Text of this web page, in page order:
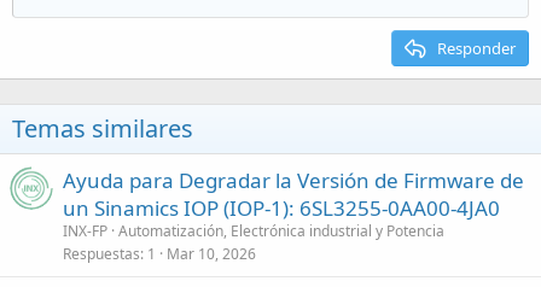
Responder
Temas similares
Ayuda para Degradar la Versión de Firmware de
un Sinamics IOP (IOP-1): 6SL3255-0AA00-4JA0
INX-FP Automatización, Electrónica industrial y Potencia
Respuestas 1 Mar 10, 2026